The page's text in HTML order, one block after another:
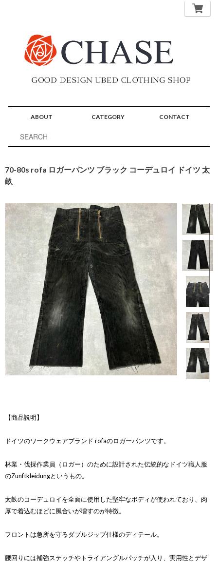
ABOUT CATEGORY CONTACT
70-80s rofa ロガーパンツ ブラック コーデュロイ ドイツ 太
畝
【商品説明】
ドイツのワークウェアブランド rofaのロガーパンツです。
林業・伐採作業員（ロガー）のために設計された伝統的なドイツ職人服
のZunftkleidungというもの。
太畝のコーデュロイを全面に使用した堅牢なボディが使われており、肉
厚で着込むほどに風合いが増すのが特徴。
フロントは急所を守るダブルジップ仕様のディテール。
腰回りには補強ステッチやトライアングルパッチが入り、実用性とデザ